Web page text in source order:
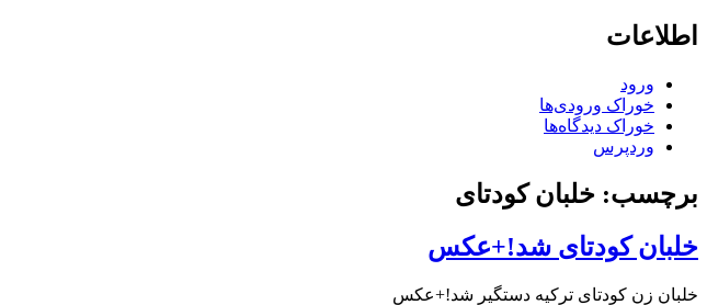
اطلاعات
ورود
خوراک ورودی‌ها
خوراک دیدگاه‌ها
وردپرس
برچسب: خلبان کودتای
خلبان کودتای شد!+عکس
خلبان زن کودتای ترکیه دستگیر شد!+عکس